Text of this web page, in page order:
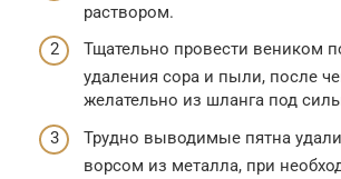
раствором.
Тщательно провести веником
удаления сора и пыли, после
желательно из шланга под
Трудно выводимые пятна
ворсом из металла, при